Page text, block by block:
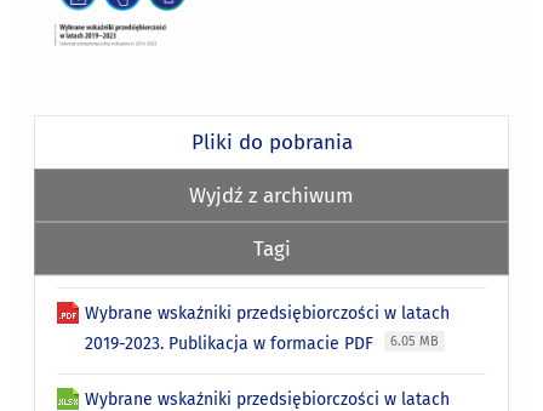
Pliki do pobrania
Wyjdź z archiwum
Tagi
Wybrane wskaźniki przedsiębiorczości w latach
2019-2023. Publikacja w formacie PDF
6.05 MB
Wybrane wskaźniki przedsiębiorczości w latach